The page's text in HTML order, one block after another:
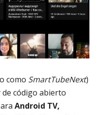
como SmartTubeNext)
código abierto
Android TV,